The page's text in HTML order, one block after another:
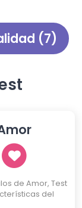
(7)
de Amor, Test
del